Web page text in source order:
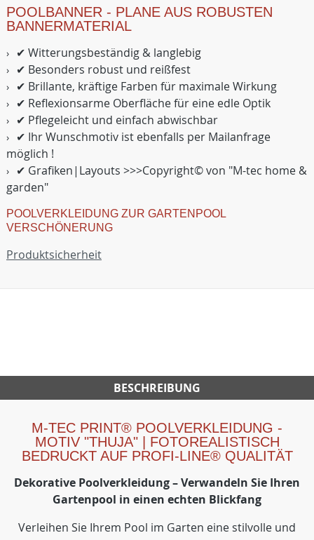
POOLBANNER - PLANE AUS ROBUSTEN
BANNERMATERIAL
✔ Witterungsbeständig & langlebig
✔ Besonders robust und reißfest
✔ Brillante, kräftige Farben für maximale Wirkung
✔ Reflexionsarme Oberfläche für eine edle Optik
✔ Pflegeleicht und einfach abwischbar
✔ Ihr Wunschmotiv ist ebenfalls per Mailanfrage
möglich !
✔ Grafiken|Layouts >>>Copyright© von "M-tec home &
garden"
POOLVERKLEIDUNG ZUR GARTENPOOL
VERSCHÖNERUNG
Produktsicherheit
BESCHREIBUNG
M-TEC PRINT® POOLVERKLEIDUNG -
MOTIV "THUJA" | FOTOREALISTISCH
BEDRUCKT AUF PROFI-LINE® QUALITÄT
Dekorative Poolverkleidung – Verwandeln Sie Ihren
Gartenpool in einen echten Blickfang
Verleihen Sie Ihrem Pool im Garten eine stilvolle und